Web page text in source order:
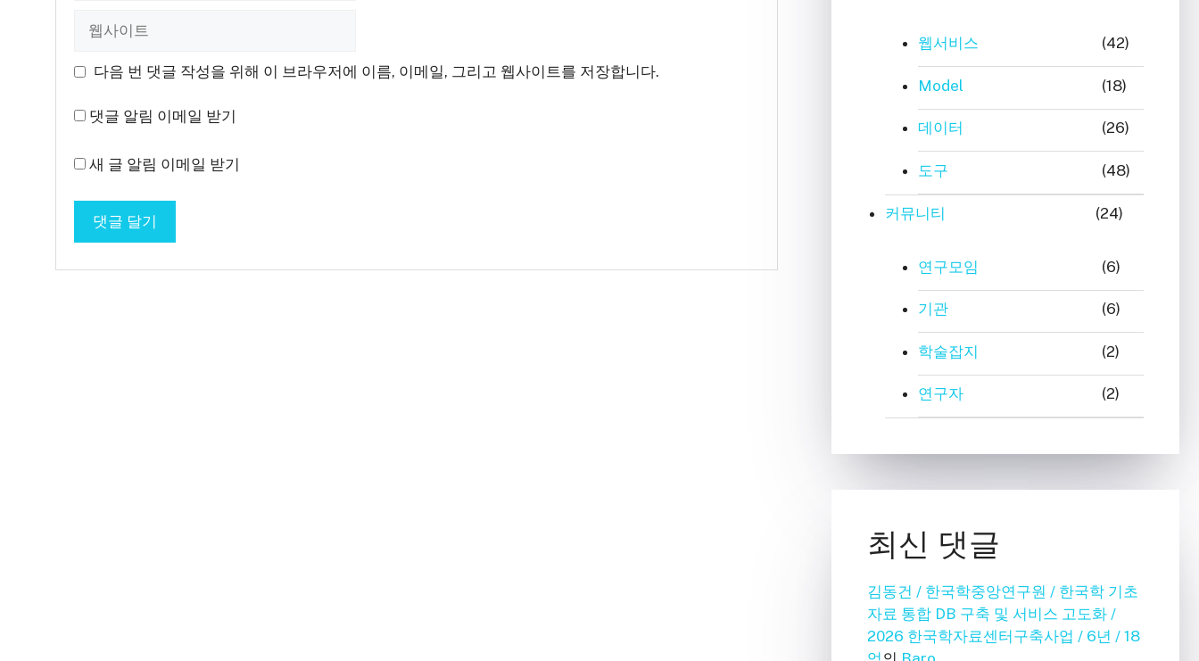
이 다음 번 댓글 작성을 위해 이 브라우저에 이름, 이메일, 그리고 웹사이트를 저장합니다.
댓글 알림 이메일 받기
새 글 알림 이메일 받기
웹서비스 (42)
Model (18)
데이터 (26)
도구 (48)
커뮤니티 (24)
연구모임 (6)
기관 (6)
학술잡지 (2)
연구자 (2)
최신 댓글
김동건 / 한국학중앙연구원 / 한국학 기초
자료 통합 DB 구축 및 서비스 고도화 /
2026 한국학자료센터구축사업 / 6년 / 18